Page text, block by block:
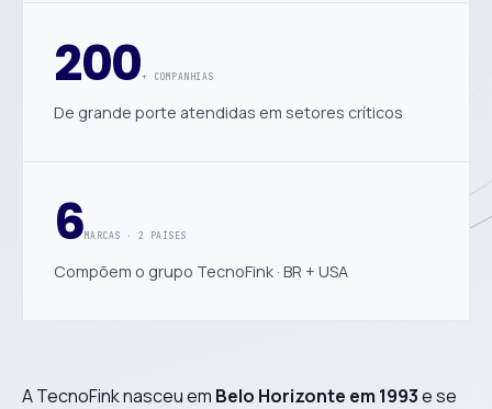
200+ COMPANHIAS
De grande porte atendidas em setores críticos
6 MARCAS · 2 PAÍSES
Compõem o grupo TecnoFink · BR + USA
A TecnoFink nasceu em Belo Horizonte em 1993e se